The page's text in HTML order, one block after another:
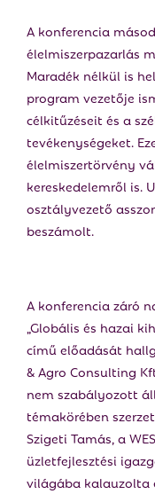
A konferencia
élelmiszerpazarlás
Maradék nélkül is
program vezetője
célkitűzéseit és a
tevékenységeket.
élelmiszertörvény
kereskedelemről is.
osztályvezető
beszámolt.
A konferencia záró
„Globális és hazai
című előadását
& Agro Consulting
nem szabályozott
témakörében
Szigeti Tamás, a
üzletfejlesztési
világába kalauzolta